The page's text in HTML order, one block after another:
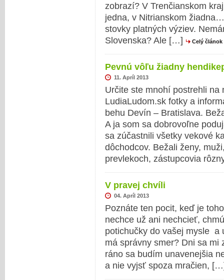
zobrazí? V Trenčianskom
jedna, v Nitrianskom
stovky platných výziev.
Slovenska? Ale […]
Celý článok
Pevnú vôľu žiadny
11. Apríl 2013
Určite ste mnohí postrehli na
LudiaLudom.sk fotky a
behu Devín – Bratislava.
A ja som sa dobrovoľne
sa zúčastnili všetky vekové
dôchodcov. Bežali ženy,
prevlekoch, zástupcovia
V pravej chvíli
04. Apríl 2013
Poznáte ten pocit, keď je
nechce už ani nechcieť,
potichučky do vašej mysle a
má správny smer? Dni sa mi
ráno sa budím unavenejšia
a nie vyjsť spoza mračien,